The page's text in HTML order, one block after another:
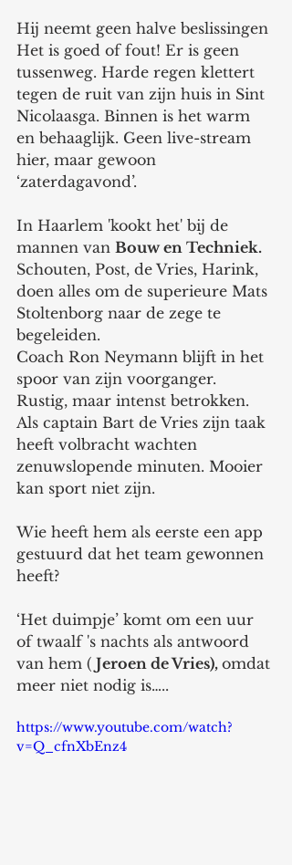
Hij neemt geen halve beslissingen
Het is goed of fout! Er is geen
tussenweg. Harde regen klettert
tegen de ruit van zijn huis in Sint
Nicolaasga. Binnen is het warm
en behaaglijk. Geen live-stream
hier, maar gewoon
‘zaterdagavond’.
In Haarlem 'kookt het' bij de
mannen van Bouw en Techniek.
Schouten, Post, de Vries, Harink,
doen alles om de superieure Mats
Stoltenborg naar de zege te
begeleiden.
Coach Ron Neymann blijft in het
spoor van zijn voorganger.
Rustig, maar intenst betrokken.
Als captain Bart de Vries zijn taak
heeft volbracht wachten
zenuwslopende minuten. Mooier
kan sport niet zijn.
Wie heeft hem als eerste een app
gestuurd dat het team gewonnen
heeft?
‘Het duimpje’ komt om een uur
of twaalf 's nachts als antwoord
van hem ( Jeroen de Vries), omdat
meer niet nodig is…..
https://www.youtube.com/watch?
v=Q_cfnXbEnz4